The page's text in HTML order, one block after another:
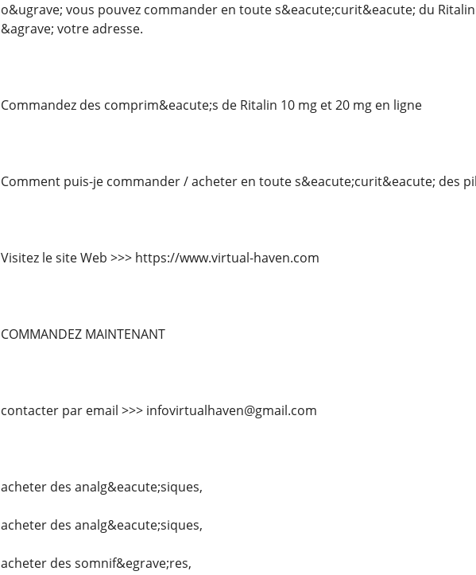
o&ugrave; vous pouvez commander en toute s&eacute;curit&eacute; du
&agrave; votre adresse.
Commandez des comprim&eacute;s de Ritalin 10 mg et 20 mg en ligne
Comment puis-je commander / acheter en toute s&eacute;curit&eacute; des
Visitez le site Web >>> https://www.virtual-haven.com
COMMANDEZ MAINTENANT
contacter par email >>> infovirtualhaven@gmail.com
acheter des analg&eacute;siques,
acheter des analg&eacute;siques,
acheter des somnif&egrave;res,